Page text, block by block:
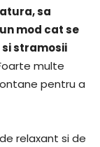
sa
mod cat se
stramosii
multe
pentru a
relaxant si de